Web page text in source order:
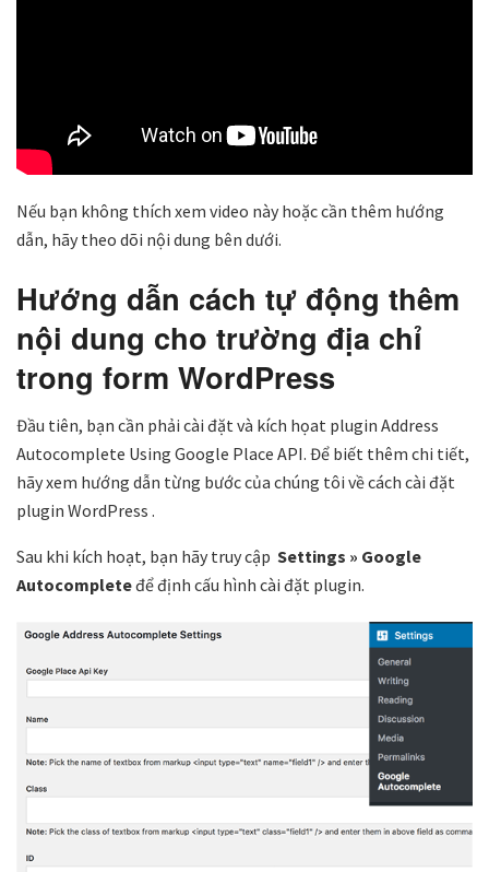
Nếu bạn không thích xem video này hoặc cần thêm hướng
dẫn, hãy theo dõi nội dung bên dưới.
Hướng dẫn cách tự động thêm
nội dung cho trường địa chỉ
trong form WordPress
Đầu tiên, bạn cần phải cài đặt và kích họat plugin Address
Autocomplete Using Google Place API. Để biết thêm chi tiết,
hãy xem hướng dẫn từng bước của chúng tôi về cách cài đặt
plugin WordPress .
Sau khi kích hoạt, bạn hãy truy cập Settings » Google
Autocompleteđể định cấu hình cài đặt plugin.